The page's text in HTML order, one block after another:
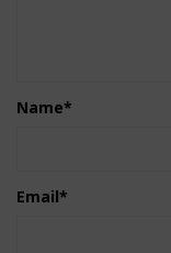
Name*
Email*